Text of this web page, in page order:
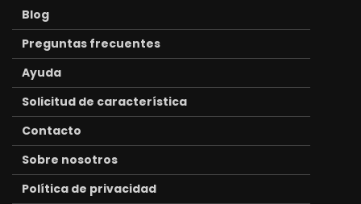
Blog
Preguntas frecuentes
Ayuda
Solicitud de característica
Contacto
Sobre nosotros
Política de privacidad